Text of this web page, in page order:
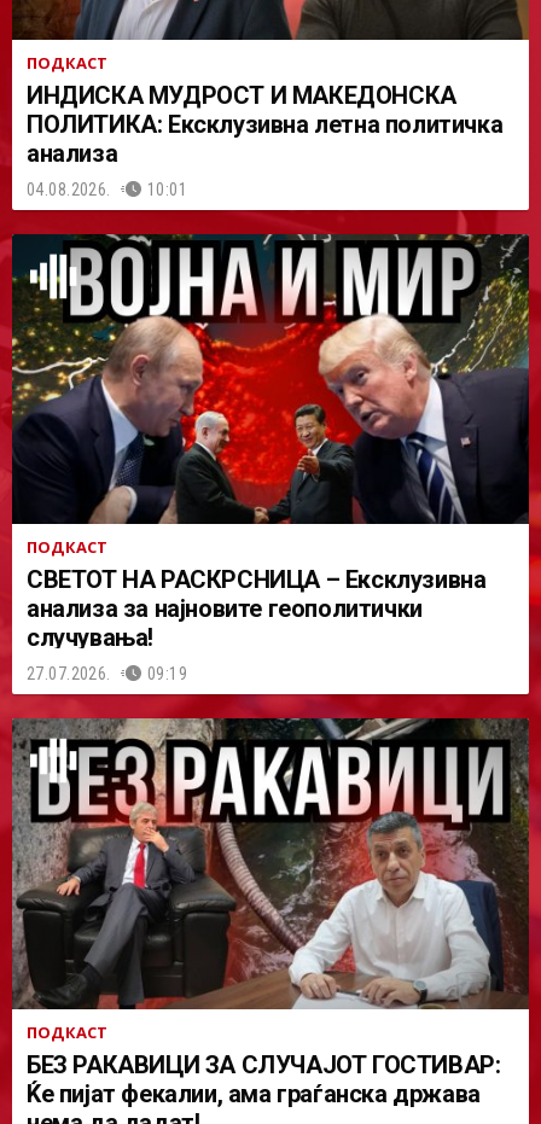
ПОДКАСТ
ИНДИСКА МУДРОСТ И МАКЕДОНСКА
ПОЛИТИКА: Ексклузивна летна политичка
анализа
04.08.2026. 10:01
ПОДКАСТ
СВЕТОТ НА РАСКРСНИЦА – Ексклузивна
анализа за најновите геополитички
случувања!
27.07.2026. 09:19
ПОДКАСТ
БЕЗ РАКАВИЦИ ЗА СЛУЧАЈОТ ГОСТИВАР:
Ќе пијат фекалии, ама граѓанска држава